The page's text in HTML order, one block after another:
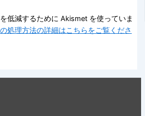
低減するために Akismet を使っていま
処理方法の詳細はこちらをご覧くださ